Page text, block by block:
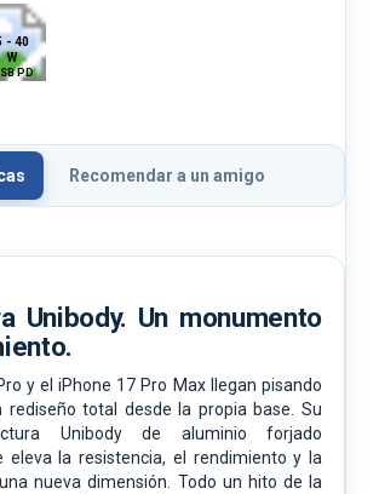
- 40
W
PD
Recomendar a un amigo
Unibody. Un monumento
y el iPhone 17 Pro Max llegan pisando
total desde la propia base. Su
Unibody de aluminio forjado
eleva la resistencia, el rendimiento y la
nueva dimensión. Todo un hito de la